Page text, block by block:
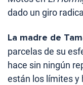
dado un giro
La madre de
parcelas de su
hace sin ningún
están los límites y